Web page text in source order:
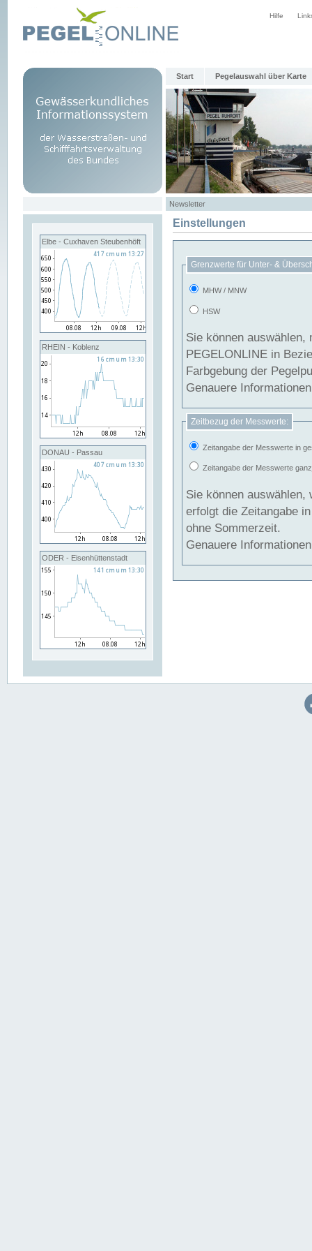
Hilfe
Start Pegelauswahl über Karte
Newsletter
Elbe - Cuxhaven Steubenhöft
RHEIN - Koblenz
DONAU - Passau
ODER - Eisenhüttenstadt
Einstellungen
Grenzwerte für Unter- &
MHW / MNW
HSW
Sie können
PEGELONLINE in Beziehung
Farbgebung der
Genauere
Zeitbezug der Messwerte:
Zeitangabe der Messwerte in
Zeitangabe der Messwerte
Sie können auswählen,
erfolgt die Zeitangabe
ohne Sommerzeit.
Genauere